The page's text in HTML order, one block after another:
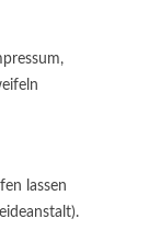
lassen